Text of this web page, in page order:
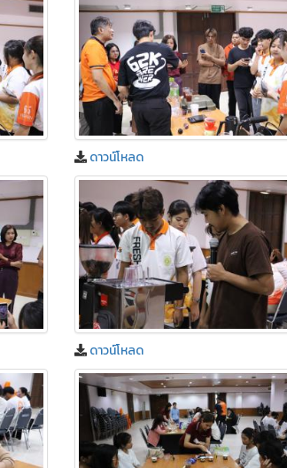
ดาวน์โหลด
ดาวน์โหลด